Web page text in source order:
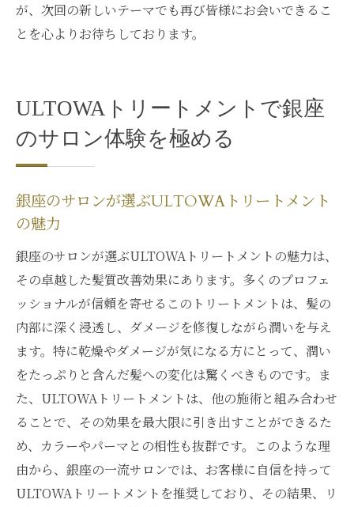
ULTOWAの効果を最大化するための方法
ULTOWAトリートメントで輝きを保つ秘訣
が、次回の新しいテーマでも再び皆様にお会いできるこ
とを心よりお待ちしております。
ULTOWAトリートメントで銀座
のサロン体験を極める
銀座のサロンが選ぶULTOWAトリートメント
の魅力
銀座のサロンが選ぶULTOWAトリートメントの魅力は、
その卓越した髪質改善効果にあります。多くのプロフェ
ッショナルが信頼を寄せるこのトリートメントは、髪の
内部に深く浸透し、ダメージを修復しながら潤いを与え
ます。特に乾燥やダメージが気になる方にとって、潤い
をたっぷりと含んだ髪への変化は驚くべきものです。ま
た、ULTOWAトリートメントは、他の施術と組み合わせ
ることで、その効果を最大限に引き出すことができるた
め、カラーやパーマとの相性も抜群です。このような理
由から、銀座の一流サロンでは、お客様に自信を持って
ULTOWAトリートメントを推奨しており、その結果、リ